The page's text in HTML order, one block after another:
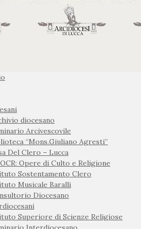
diocesano
Arcivescovile
“Mons.Giuliano Agresti”
Del Clero – Lucca
Opere di Culto e Religione
Sostentamento Clero
Musicale Baralli
Diocesano
Superiore di Scienze Religiose